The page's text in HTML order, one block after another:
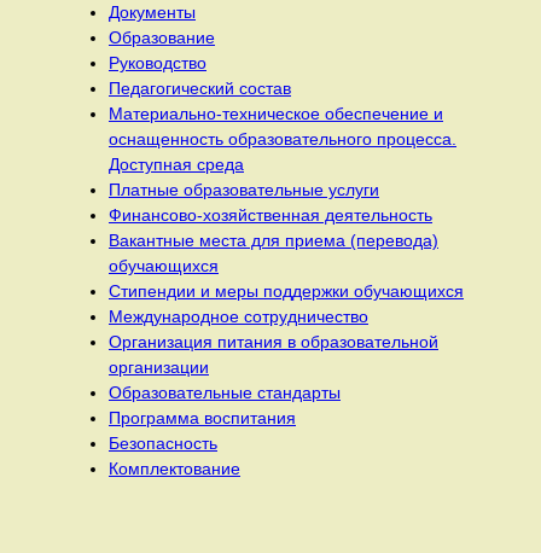
Документы
Образование
Руководство
Педагогический состав
Материально-техническое обеспечение и
оснащенность образовательного процесса.
Доступная среда
Платные образовательные услуги
Финансово-хозяйственная деятельность
Вакантные места для приема (перевода)
обучающихся
Стипендии и меры поддержки обучающихся
Международное сотрудничество
Организация питания в образовательной
организации
Образовательные стандарты
Программа воспитания
Безопасность
Комплектование